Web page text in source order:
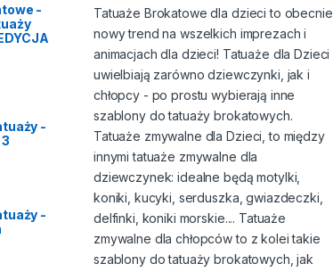
-
-
-
Tatuaże Brokatowe dla dzieci to obecnie
nowy trend na wszelkich imprezach i
animacjach dla dzieci! Tatuaże dla Dzieci
uwielbiają zarówno dziewczynki, jak i
chłopcy - po prostu wybierają inne
szablony do tatuaży brokatowych.
Tatuaże zmywalne dla Dzieci, to między
innymi tatuaże zmywalne dla
dziewczynek: idealne będą motylki,
koniki, kucyki, serduszka, gwiazdeczki,
delfinki, koniki morskie.... Tatuaże
zmywalne dla chłopców to z kolei takie
szablony do tatuaży brokatowych, jak